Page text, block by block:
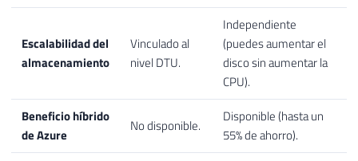
Escalabilidad del
almacenamiento
Vinculado al
nivel DTU.
Independiente
(puedes aumentar el
disco sin aumentar la
CPU).
Beneficio híbrido
de Azure
No disponible.
Disponible (hasta un
55% de ahorro).